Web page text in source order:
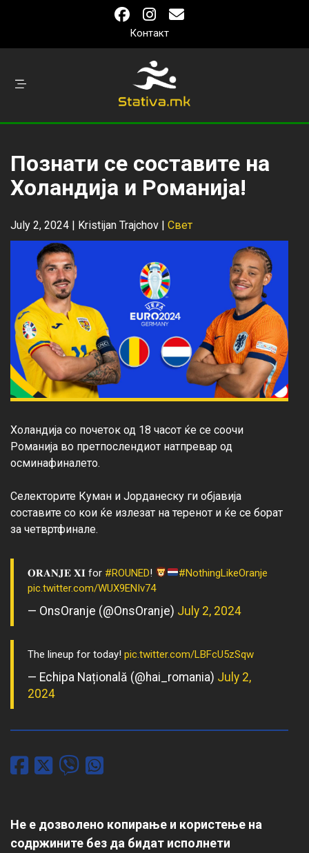
Контакт
Познати се составите на
Холандија и Романија!
July 2, 2024 | Kristijan Trajchov | Свет
Холандија со почеток од 18 часот ќе се соочи
Романија во претпослендиот натпревар од
осминафиналето.
Селекторите Куман и Јорданеску ги објавија
составите со кои ќе излезат на теренот и ќе се борат
𝐎𝐑𝐀𝐍𝐉𝐄 𝐗𝐈 for #ROUNED!
#NothingLikeOranje
pic.twitter.com/WUX9ENIv74
— OnsOranje (@OnsOranje) July 2, 2024
The lineup for today! pic.twitter.com/LBFcU5zSqw
— Echipa Națională (@hai_romania) July 2,
2024
Не е дозволено копирање и користење на
содржините без да бидат исполнети